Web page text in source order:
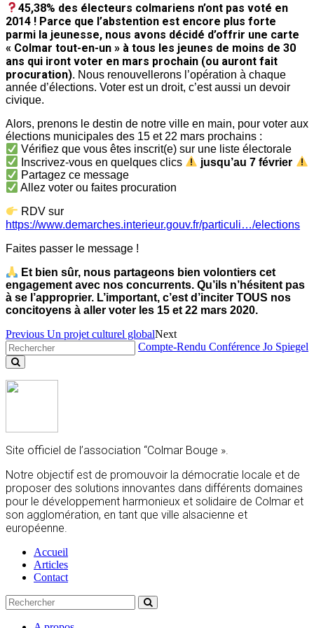
45,38% des électeurs colmariens n’ont pas voté en
2014 ! Parce que l’abstention est encore plus forte
parmi la jeunesse, nous avons décidé d’offrir une carte
« Colmar tout-en-un » à tous les jeunes de moins de 30
ans qui iront voter en mars prochain (ou auront fait
procuration). Nous renouvellerons l’opération à chaque
année d’élections. Voter est un droit, c’est aussi un devoir
civique.
Alors, prenons le destin de notre ville en main, pour voter aux
élections municipales des 15 et 22 mars prochains :
Vérifiez que vous êtes inscrit(e) sur une liste électorale
Inscrivez-vous en quelques clics
jusqu’au 7 février
Partagez ce message
Allez voter ou faites procuration
RDV sur
https://www.demarches.interieur.gouv.fr/particuli…/elections
Faites passer le message !
Et bien sûr, nous partageons bien volontiers cet
engagement avec nos concurrents. Qu’ils n’hésitent pas
à se l’approprier. L’important, c’est d’inciter TOUS nos
concitoyens à aller voter les 15 et 22 mars 2020.
Previous Un projet culturel globalNext
Compte-Rendu Conférence Jo Spiegel
Site officiel de l’association “Colmar Bouge ».
Notre objectif est de promouvoir la démocratie locale et de
proposer des solutions innovantes dans différents domaines
pour le développement harmonieux et solidaire de Colmar et
son agglomération, en tant que ville alsacienne et
européenne.
Accueil
Articles
Contact